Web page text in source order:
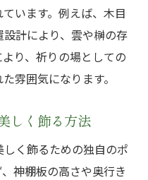
います。例えば、木目
計により、雲や榊の存
り、祈りの場としての
雰囲気になります。
しく飾る方法
く飾るための独自のポ
神棚板の高さや奥行き